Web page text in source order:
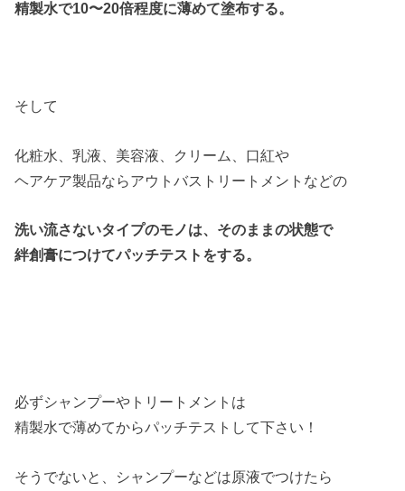
精製水で10〜20倍程度に薄めて塗布する。
そして
化粧水、乳液、美容液、クリーム、口紅や
ヘアケア製品ならアウトバストリートメントなどの
洗い流さないタイプのモノは、そのままの状態で
絆創膏につけてパッチテストをする。
必ずシャンプーやトリートメントは
精製水で薄めてからパッチテストして下さい！
そうでないと、シャンプーなどは原液でつけたら